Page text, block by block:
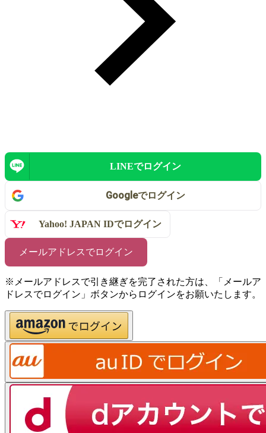
LINEでログイン
Googleでログイン
Yahoo! JAPAN IDでログイン
メールアドレスでログイン
※メールアドレスで引き継ぎを完了された方は、「メールア
ドレスでログイン」ボタンからログインをお願いたします。